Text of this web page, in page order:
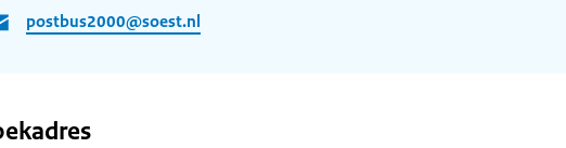
postbus2000@soest.nl